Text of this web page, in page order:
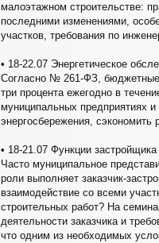
малоэтажном строительстве:
последними изменениями,
участков, требования по
• 18-22.07 Энергетическое
Согласно № 261-ФЗ, бюджетные
три процента ежегодно в
муниципальных предприятиях
энергосбережения, сэкономить
• 18-21.07 Функции
Часто муниципальное
роли выполняет заказчик-
взаимодействие со всеми
строительных работ? На
деятельности заказчика и
что одним из необходимых